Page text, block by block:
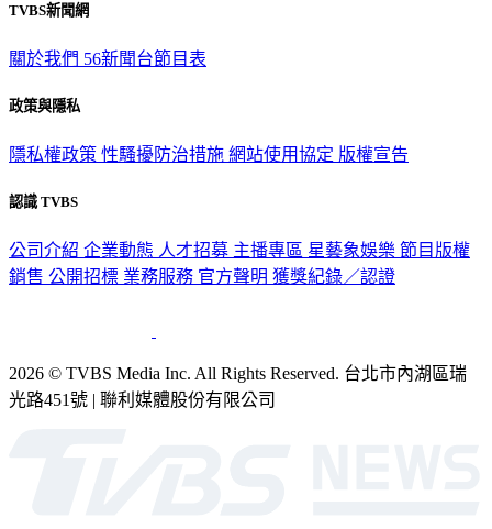
TVBS新聞網
關於我們 56新聞台節目表
政策與隱私
隱私權政策 性騷擾防治措施 網站使用協定 版權宣告
認識 TVBS
公司介紹 企業動態 人才招募 主播專區 星藝象娛樂 節目版權
銷售 公開招標 業務服務 官方聲明 獲獎紀錄／認證
2026 © TVBS Media Inc. All Rights Reserved. 台北市內湖區瑞
光路451號 | 聯利媒體股份有限公司